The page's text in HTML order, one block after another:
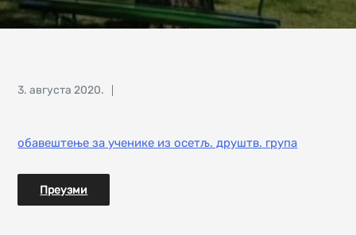
Posted
3. августа 2020.
обавештење за ученике из осетљ. друштв. група
Преузми